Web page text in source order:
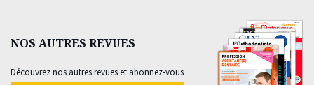
NOS AUTRES REVUES
Découvrez nos autres revues et abonnez-vous